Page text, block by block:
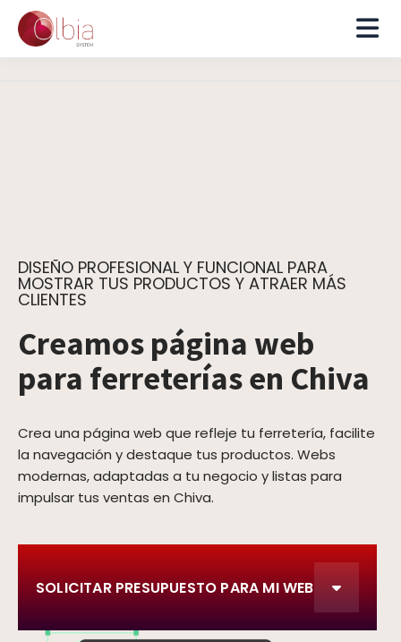
DISEÑO PROFESIONAL Y FUNCIONAL PARA
MOSTRAR TUS PRODUCTOS Y ATRAER MÁS
CLIENTES
Creamos página web
para ferreterías en Chiva
Crea una página web que refleje tu ferretería, facilite
la navegación y destaque tus productos. Webs
modernas, adaptadas a tu negocio y listas para
impulsar tus ventas en Chiva.
SOLICITAR PRESUPUESTO PARA MI WEB